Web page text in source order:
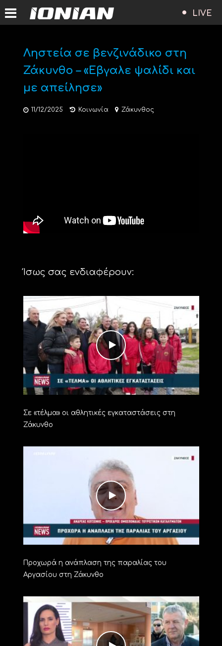
LIVE
Ληστεία σε βενζινάδικο στη
Ζάκυνθο – «Εβγαλε ψαλίδι και
με απείλησε»
11/12/2025 Κοινωνία Ζάκυνθος
Ίσως σας ενδιαφέρουν:
Σε «τέλμα» οι αθλητικές εγκαταστάσεις στη
Ζάκυνθο
Προχωρά η ανάπλαση της παραλίας του
Αργασίου στη Ζάκυνθο